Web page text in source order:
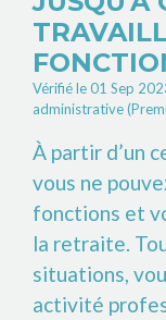
Vérifié le 01 Sep
administrative
À partir d’un
vous ne
fonctions et
la retraite.
situations,
activité